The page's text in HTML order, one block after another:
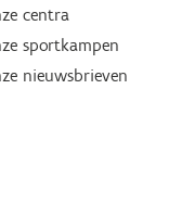
centra
sportkampen
nieuwsbrieven